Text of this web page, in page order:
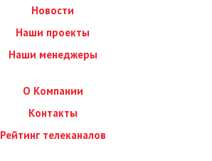
Новости
Наши проекты
Наши менеджеры
О Компании
Контакты
Рейтинг телеканалов